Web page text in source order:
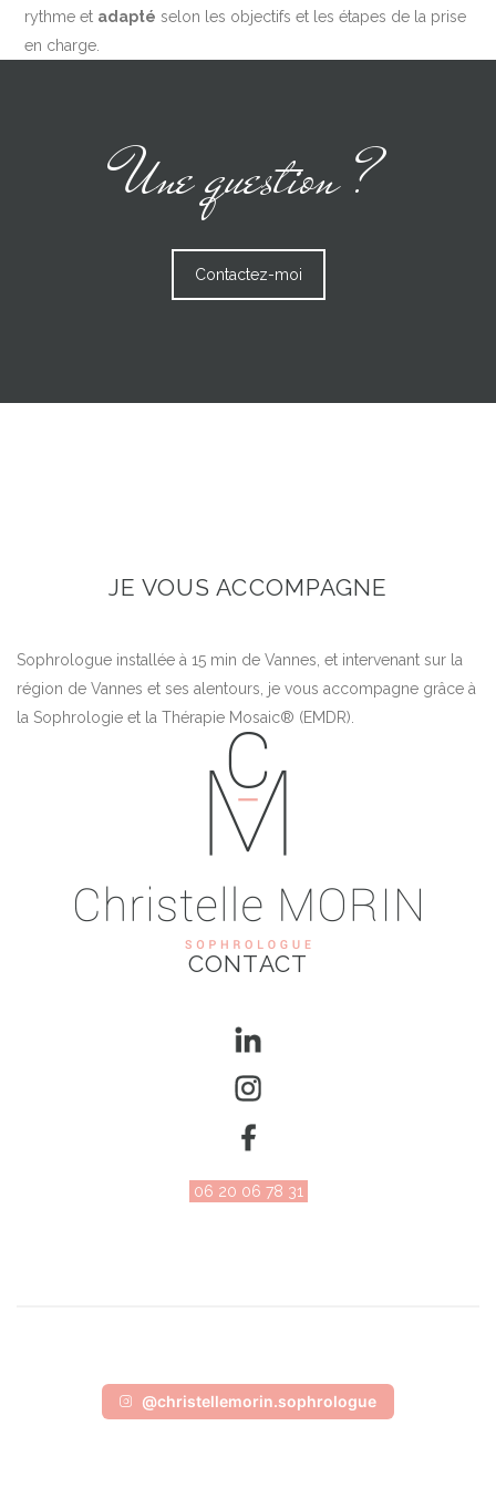
rythme et adapté selon les objectifs et les étapes de la prise
en charge.
Une question ?
Contactez-moi
JE VOUS ACCOMPAGNE
Sophrologue installée à 15 min de Vannes, et intervenant sur la
région de Vannes et ses alentours, je vous accompagne grâce à
la Sophrologie et la Thérapie Mosaic® (EMDR).
CONTACT
06 20 06 78 31
@christellemorin.sophrologue